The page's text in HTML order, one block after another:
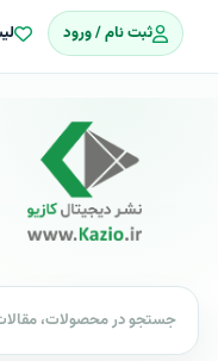
ثبت نام / ورود